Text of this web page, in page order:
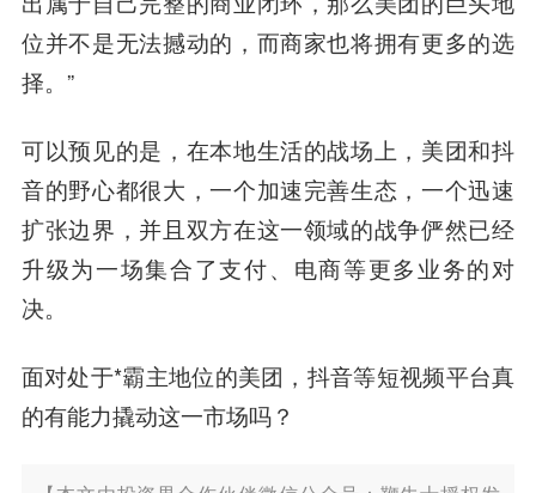
位并不是无法撼动的，而商家也将拥有更多的选
择。”
可以预见的是，在本地生活的战场上，美团和抖
音的野心都很大，一个加速完善生态，一个迅速
扩张边界，并且双方在这一领域的战争俨然已经
升级为一场集合了支付、电商等更多业务的对
决。
面对处于*霸主地位的美团，抖音等短视频平台真
的有能力撬动这一市场吗？